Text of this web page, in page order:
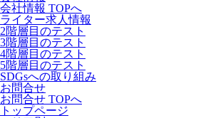
会社情報 TOPへ
ライター求人情報
2階層目のテスト
3階層目のテスト
4階層目のテスト
5階層目のテスト
SDGsへの取り組み
お問合せ
お問合せ TOPへ
トップページ